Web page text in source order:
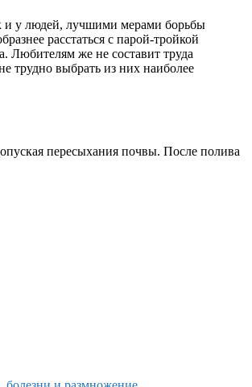
и у людей, лучшими мерами борьбы
расстаться с парой-тройкой
Любителям же не составит труда
трудно выбрать из них наиболее
пересыхания почвы. После полива